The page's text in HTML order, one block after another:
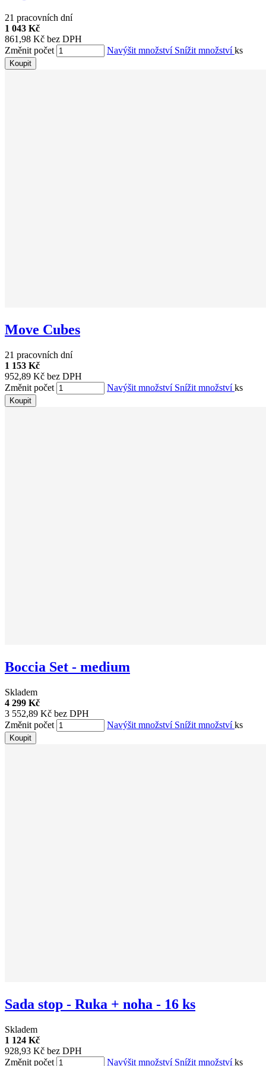
21 pracovních dní
1 043 Kč
861,98 Kč bez DPH
Změnit počet
Navýšit množství Snížit množstvíks
Koupit
Move Cubes
21 pracovních dní
1 153 Kč
952,89 Kč bez DPH
Změnit počet
Navýšit množství Snížit množstvíks
Koupit
Boccia Set - medium
Skladem
4 299 Kč
3 552,89 Kč bez DPH
Změnit počet
Navýšit množství Snížit množstvíks
Koupit
Sada stop - Ruka + noha - 16 ks
Skladem
1 124 Kč
928,93 Kč bez DPH
Změnit počet
Navýšit množství Snížit množstvíks